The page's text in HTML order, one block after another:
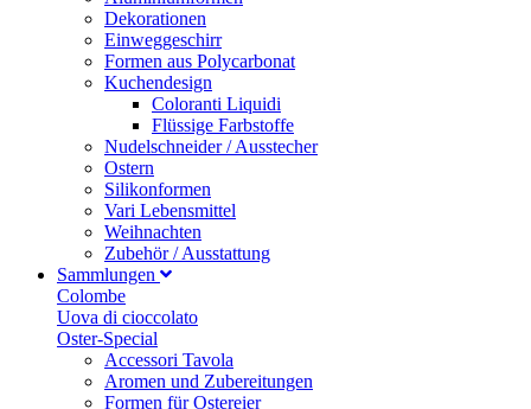
Dekorationen
Einweggeschirr
Formen aus Polycarbonat
Kuchendesign
Coloranti Liquidi
Flüssige Farbstoffe
Nudelschneider / Ausstecher
Ostern
Silikonformen
Vari Lebensmittel
Weihnachten
Zubehör / Ausstattung
Sammlungen
Colombe
Uova di cioccolato
Oster-Special
Accessori Tavola
Aromen und Zubereitungen
Formen für Ostereier